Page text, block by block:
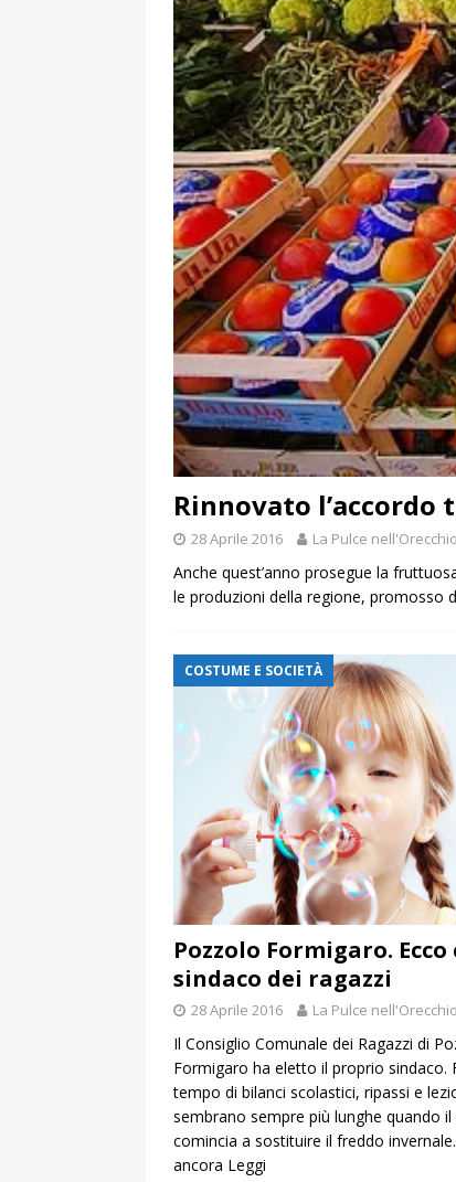
Rinnovato l’accordo
28 Aprile 2016 La Pulce nell'Orecchio
Anche quest’anno prosegue la
le produzioni della regione, promosso
COSTUME E SOCIETÀ
Pozzolo Formigaro. Ecco
sindaco dei ragazzi
28 Aprile 2016 La Pulce nell'Orecchio
Il Consiglio Comunale dei Ragazzi di
Formigaro ha eletto il proprio sindaco.
tempo di bilanci scolastici, ripassi e
sembrano sempre più lunghe quando il
comincia a sostituire il freddo
ancora Leggi